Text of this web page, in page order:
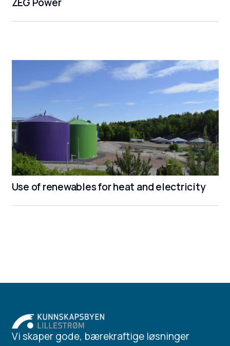
Use of renewables for heat and electricity
Vi skaper gode, bærekraftige løsninger